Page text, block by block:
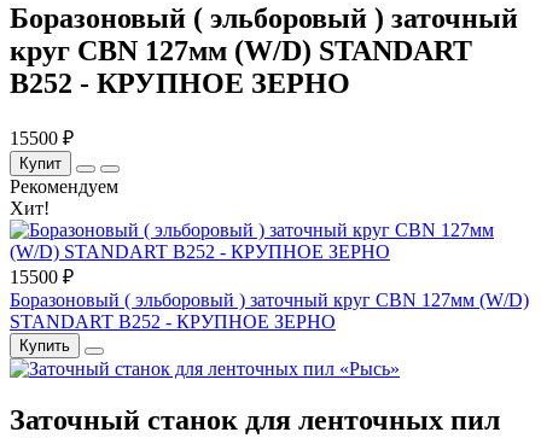
Боразоновый ( эльборовый ) заточный
круг CBN 127мм (W/D) STANDART
B252 - КРУПНОЕ ЗЕРНО
15500 ₽
Купит
Рекомендуем
Хит!
15500 ₽
Боразоновый ( эльборовый ) заточный круг CBN 127мм (W/D)
STANDART B252 - КРУПНОЕ ЗЕРНО
Купить
Заточный станок для ленточных пил